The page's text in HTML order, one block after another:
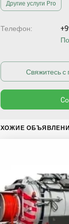
Другие услуги Pro
Телефон